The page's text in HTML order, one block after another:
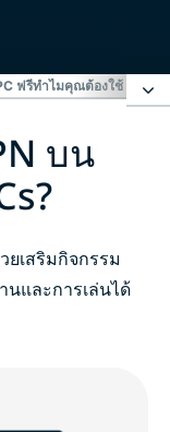
ฟรีทำไมคุณต้องใช้ VPN
ขั้นตอน
ของคุณ
บน
เสริมกิจกรรม
นและการเล่นได้